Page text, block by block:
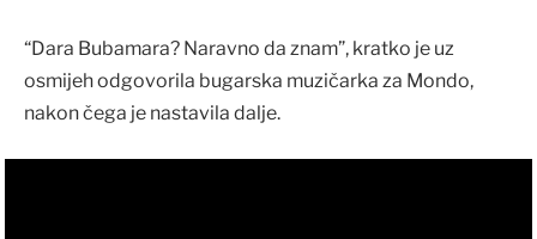
“Dara Bubamara? Naravno da znam”, kratko je uz
osmijeh odgovorila bugarska muzičarka za Mondo,
nakon čega je nastavila dalje.